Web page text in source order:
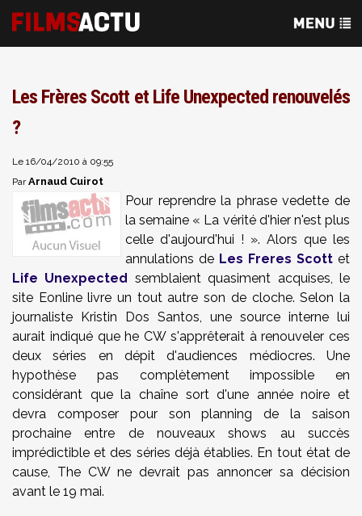
Les Frères Scott et Life Unexpected renouvelés
?
Le 16/04/2010 à 09:55
ParArnaud Cuirot
Pour reprendre la phrase vedette de
la semaine « La vérité d'hier n'est plus
celle d'aujourd'hui ! ». Alors que les
annulations de Les Freres Scott et
Life Unexpected semblaient quasiment acquises, le
site Eonline livre un tout autre son de cloche. Selon la
journaliste Kristin Dos Santos, une source interne lui
aurait indiqué que he CW s'apprêterait à renouveler ces
deux séries en dépit d'audiences médiocres. Une
hypothèse pas complètement impossible en
considérant que la chaîne sort d'une année noire et
devra composer pour son planning de la saison
prochaine entre de nouveaux shows au succès
imprédictible et des séries déjà établies. En tout état de
cause, The CW ne devrait pas annoncer sa décision
avant le 19 mai.